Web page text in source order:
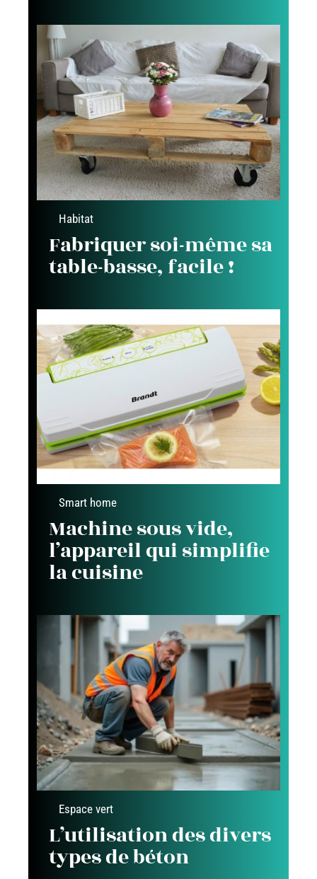
Habitat
Fabriquer soi-même sa
table-basse, facile !
Smart home
Machine sous vide,
l’appareil qui simplifie
la cuisine
Espace vert
L’utilisation des divers
types de béton